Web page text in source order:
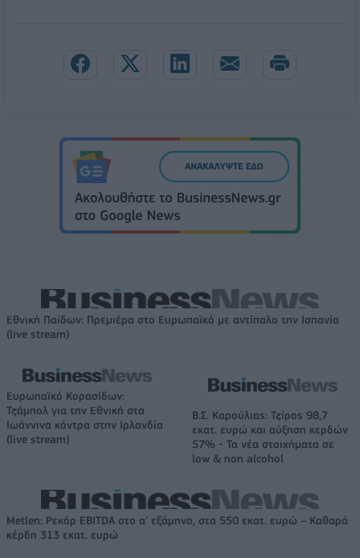
Εθνική Παίδων: Πρεμιέρα στο Ευρωπαϊκό με αντίπαλο την Ισπανία
(live stream)
Ευρωπαϊκό Κορασίδων:
Τζάμπολ για την Εθνική στα
Ιωάννινα κόντρα στην Ιρλανδία
(live stream)
Β.Σ. Καρούλιας: Τζίρος 98,7
εκατ. ευρώ και αύξηση κερδών
57% - Τα νέα στοιχήματα σε
low & non alcohol
Metlen: Ρεκόρ EBITDA στο α' εξάμηνο, στα 550 εκατ. ευρώ – Καθαρά
κέρδη 313 εκατ. ευρώ